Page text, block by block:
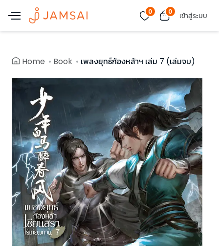
0 0 เข้าสู่ระบบ
Home Book เพลงยุทธ์ก้องหล้าฯ เล่ม 7 (เล่มจบ)